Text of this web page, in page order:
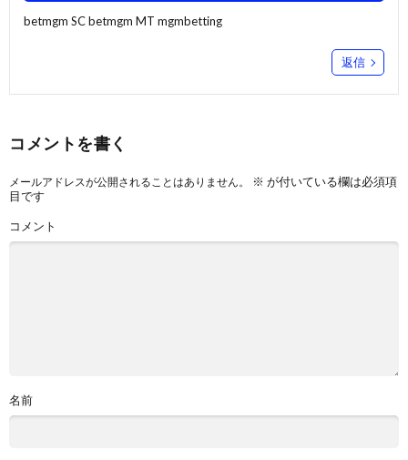
betmgm SCbetmgm MT mgmbetting
返信
コメントを書く
メールアドレスが公開されることはありません。 ※ が付いている欄は必須項
目です
コメント
名前